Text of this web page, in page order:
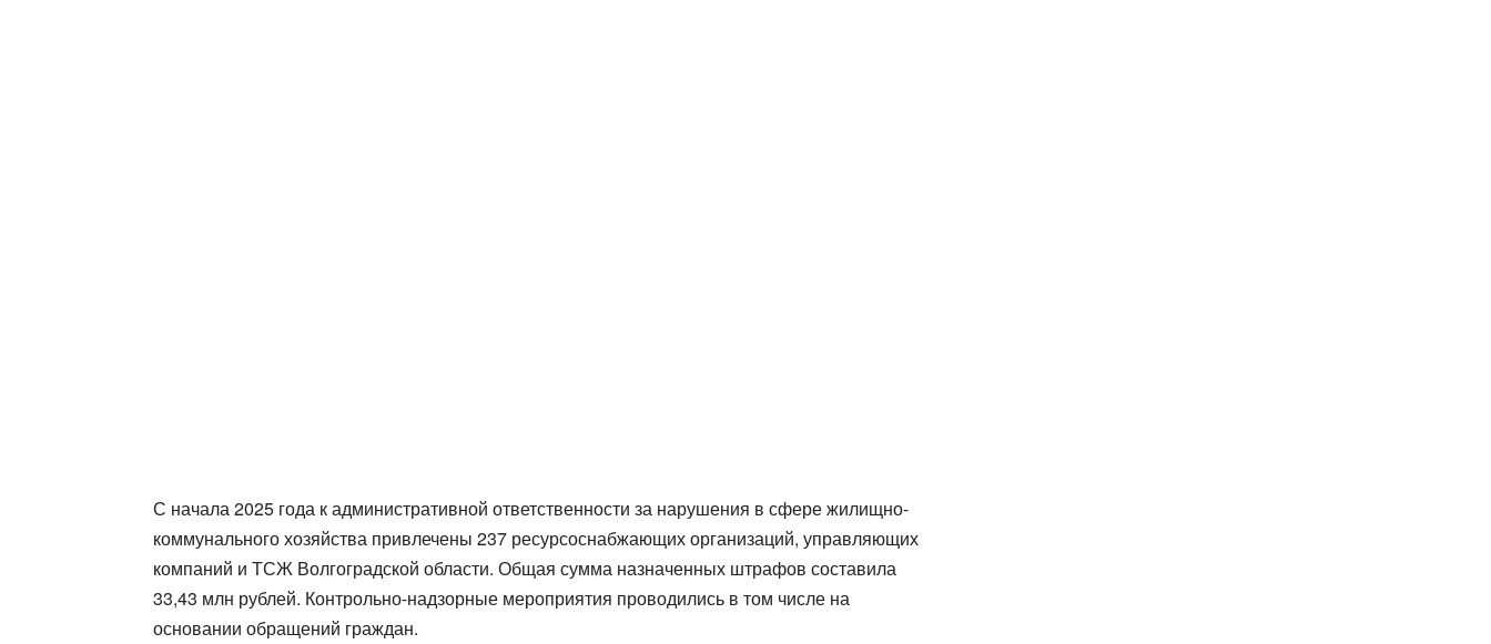
С начала 2025 года к административной ответственности за нарушения в сфере жилищно-
коммунального хозяйства привлечены 237 ресурсоснабжающих организаций, управляющих
компаний и ТСЖ Волгоградской области. Общая сумма назначенных штрафов составила
33,43 млн рублей. Контрольно-надзорные мероприятия проводились в том числе на
основании обращений граждан.